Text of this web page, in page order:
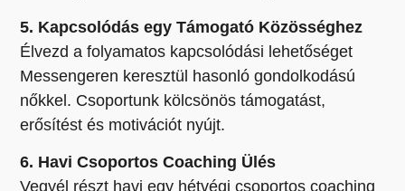
5. Kapcsolódás egy Támogató Közösséghez
Élvezd a folyamatos kapcsolódási lehetőséget
Messengeren keresztül hasonló gondolkodású
nőkkel. Csoportunk kölcsönös támogatást,
erősítést és motivációt nyújt.
6. Havi Csoportos Coaching Ülés
Vegyél részt havi egy hétvégi csoportos coaching